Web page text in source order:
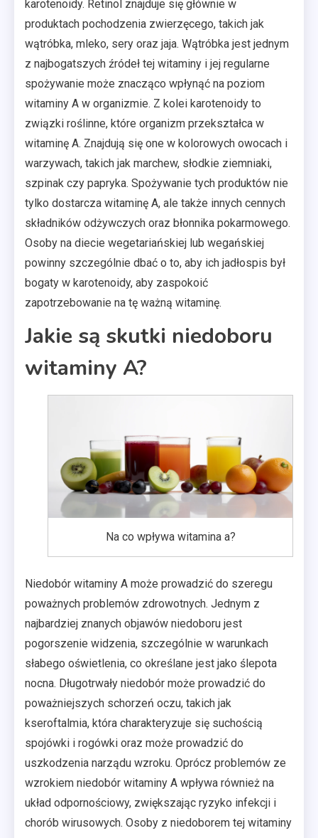
karotenoidy. Retinol znajduje się głównie w
produktach pochodzenia zwierzęcego, takich jak
wątróbka, mleko, sery oraz jaja. Wątróbka jest jednym
z najbogatszych źródeł tej witaminy i jej regularne
spożywanie może znacząco wpłynąć na poziom
witaminy A w organizmie. Z kolei karotenoidy to
związki roślinne, które organizm przekształca w
witaminę A. Znajdują się one w kolorowych owocach i
warzywach, takich jak marchew, słodkie ziemniaki,
szpinak czy papryka. Spożywanie tych produktów nie
tylko dostarcza witaminę A, ale także innych cennych
składników odżywczych oraz błonnika pokarmowego.
Osoby na diecie wegetariańskiej lub wegańskiej
powinny szczególnie dbać o to, aby ich jadłospis był
bogaty w karotenoidy, aby zaspokoić
zapotrzebowanie na tę ważną witaminę.
Jakie są skutki niedoboru
witaminy A?
Na co wpływa witamina a?
Niedobór witaminy A może prowadzić do szeregu
poważnych problemów zdrowotnych. Jednym z
najbardziej znanych objawów niedoboru jest
pogorszenie widzenia, szczególnie w warunkach
słabego oświetlenia, co określane jest jako ślepota
nocna. Długotrwały niedobór może prowadzić do
poważniejszych schorzeń oczu, takich jak
kseroftalmia, która charakteryzuje się suchością
spojówki i rogówki oraz może prowadzić do
uszkodzenia narządu wzroku. Oprócz problemów ze
wzrokiem niedobór witaminy A wpływa również na
układ odpornościowy, zwiększając ryzyko infekcji i
chorób wirusowych. Osoby z niedoborem tej witaminy